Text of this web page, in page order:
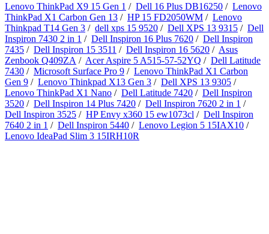
Lenovo ThinkPad X9 15 Gen 1 / Dell 16 Plus DB16250 / Lenovo
ThinkPad X1 Carbon Gen 13 / HP 15 FD2050WM / Lenovo
Thinkpad T14 Gen 3 / dell xps 15 9520 / Dell XPS 13 9315 / Dell
Inspiron 7430 2 in 1 / Dell Inspiron 16 Plus 7620 / Dell Inspiron
7435 / Dell Inspiron 15 3511 / Dell Inspiron 16 5620 / Asus
Zenbook Q409ZA / Acer Aspire 5 A515-57-52YQ / Dell Latitude
7430 / Microsoft Surface Pro 9 / Lenovo ThinkPad X1 Carbon
Gen 9 / Lenovo Thinkpad X13 Gen 3 / Dell XPS 13 9305 /
Lenovo ThinkPad X1 Nano / Dell Latitude 7420 / Dell Inspiron
3520 / Dell Inspiron 14 Plus 7420 / Dell Inspiron 7620 2 in 1 /
Dell Inspiron 3525 / HP Envy x360 15 ew1073cl / Dell Inspiron
7640 2 in 1 / Dell Inspiron 5440 / Lenovo Legion 5 15IAX10 /
Lenovo IdeaPad Slim 3 15IRH10R